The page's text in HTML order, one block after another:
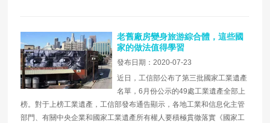
老舊廠房變身旅游綜合體，這些國
家的做法值得學習
發布日期：2020-07-23
近日，工信部公布了第三批國家工業遺產
名單，6月份公示的49處工業遺產全部上
榜。對于上榜工業遺產，工信部發布通告顯示，各地工業和信息化主管
部門、有關中央企業和國家工業遺產所有權人要積極貫徹落實《國家工